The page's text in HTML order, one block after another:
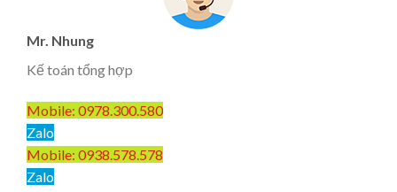
Mr. Nhung
Kế toán tổng hợp
Mobile: 0978.300.580
Zalo
Mobile: 0938.578.578
Zalo